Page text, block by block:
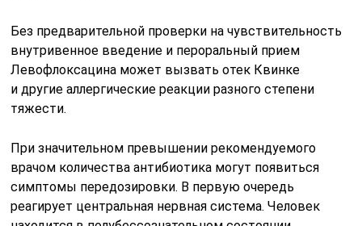
Без предварительной проверки на чувствительность
внутривенное введение и пероральный прием
Левофлоксацина может вызвать отек Квинке
и другие аллергические реакции разного степени
тяжести.
При значительном превышении рекомендуемого
врачом количества антибиотика могут появиться
симптомы передозировки. В первую очередь
реагирует центральная нервная система. Человек